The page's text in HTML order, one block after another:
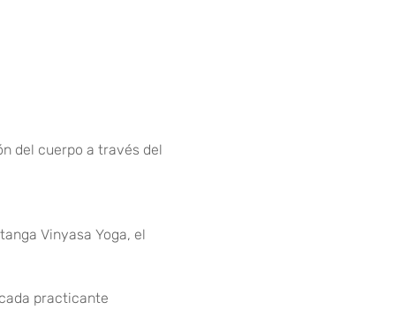
del cuerpo a través del
Vinyasa Yoga, el
practicante